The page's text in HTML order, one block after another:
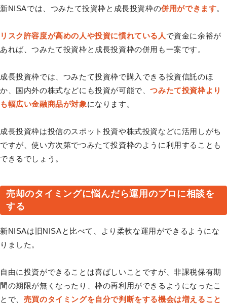
新NISAでは、つみたて投資枠と成長投資枠の併用ができます。
リスク許容度が高めの人や投資に慣れている人 で資金に余裕が
あれば、つみたて投資枠と成長投資枠の併用も一案です。
成長投資枠では、つみたて投資枠で購入できる投資信託のほ
か、国内外の株式などにも投資が可能で、つみたて投資枠より
も幅広い金融商品が対象になります。
成長投資枠は投信のスポット投資や株式投資などに活用しがち
ですが、使い方次第でつみたて投資枠のように利用することも
できるでしょう。
売却のタイミングに悩んだら運用のプロに相談を
する
新NISAは旧NISAと比べて、より柔軟な運用ができるようにな
りました。
自由に投資ができることは喜ばしいことですが、非課税保有期
間の期限が無くなったり、枠の再利用ができるようになったこ
とで、 売買のタイミングを自分で判断をする機会は増えること